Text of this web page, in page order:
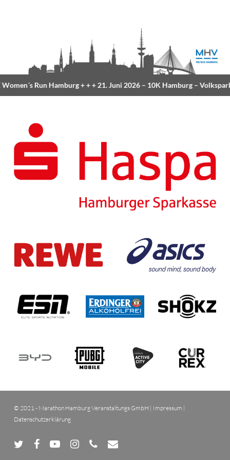
Run Hamburg+ + +21. Juni 2026 –10K Hamburg–
© 2021 - Marathon Hamburg Veranstaltungs GmbH | Impressum |
Datenschutzerklärung
twitter facebookyoutube instagram
phone email